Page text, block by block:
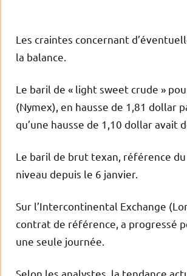
Les craintes concernant
la balance.
Le baril de « light sweet crude »
(Nymex), en hausse de 1,81 dollar
qu’une hausse de 1,10 dollar avait
Le baril de brut texan, référence
niveau depuis le 6 janvier.
Sur l’Intercontinental Exchange
contrat de référence, a progressé
une seule journée.
Selon les analystes, la tendance